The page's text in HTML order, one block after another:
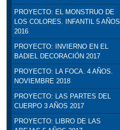
PROYECTO: EL MONSTRUO DE
LOS COLORES. INFANTIL 5 AÑOS
2016
PROYECTO: INVIERNO EN EL
BADIEL DECORACIÓN 2017
PROYECTO: LA FOCA. 4 AÑOS.
NOVIEMBRE 2018
PROYECTO: LAS PARTES DEL
CUERPO 3 AÑOS 2017
PROYECTO: LIBRO DE LAS